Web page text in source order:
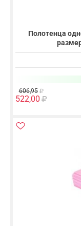
Полотенца
606,95
522,00